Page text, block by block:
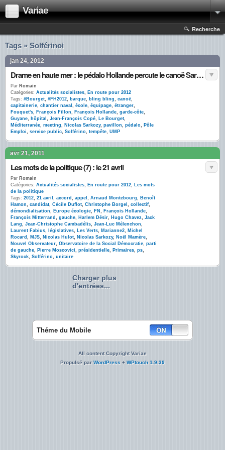
Variae
Recherche
Tags » Solférinoi
jan 24, 2012
Drame en haute mer : le pédalo Hollande percute le canoë Sarkozy
Par Romain
Catégories: Actualités socialistes, En route pour 2012
Tags: #Bourget, #FH2012, barque, bling bling, canoë,
capitainerie, chantier naval , école, équipage, étranger,
Fouquet's, François Fillon, François Hollande, garde-côte,
Guyane, hôpital , Jean-François Copé, Le Bourget,
Méditerranée, meeting, Nicolas Sarkozy, pavillon, pédalo, Pôle
Emploi, service public, Solférino, tempête, UMP
avr 21, 2011
Les mots de la politique (7) : le 21 avril
Par Romain
Catégories: Actualités socialistes, En route pour 2012, Les mots
de la politique
Tags: 2012, 21 avril , accord , appel , Arnaud Montebourg, Benoît
Hamon, candidat, Cécile Duflot, Christophe Borgel , collectif,
démondialisation, Europe écologie, FN , François Hollande,
François Mitterrand , gauche, Harlem Désir, Hugo Chavez, Jack
Lang, Jean-Christophe Cambadélis, Jean-Luc Mélenchon,
Laurent Fabius, législatives, Les Verts, Marianne2, Michel
Rocard , MJS, Nicolas Hulot, Nicolas Sarkozy, Noël Mamère,
Nouvel Observateur, Observatoire de la Social Démocratie, parti
de gauche, Pierre Moscovici, présidentielle, Primaires, ps,
Skyrock, Solférino, unitaire
Charger plus
d'entrées...
Théme du Mobile
All content Copyright Variae
Propulsé parWordPress + WPtouch 1.9.39